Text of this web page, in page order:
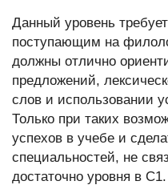
Данный уровень
поступающим на
должны отлично
предложений,
слов и использовании
Только при таких
успехов в учебе и
специальностей, не
достаточно уровня в